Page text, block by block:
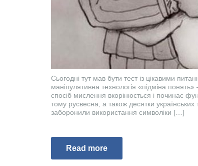
Сьогодні тут мав бути тест із цікавими
маніпулятивна технологія «підміна
спосіб мислення вкорінюється і починає
тому русвесна, а також десятки
заборонили використання символіки […]
Read more